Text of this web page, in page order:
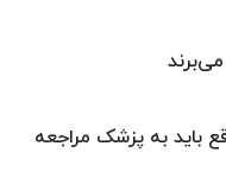
باید به پزشک مراجعه